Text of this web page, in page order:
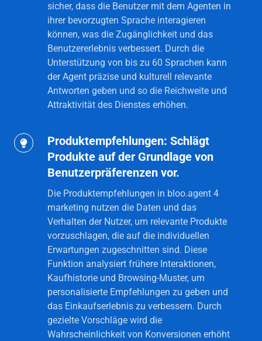
sicher, dass die Benutzer mit dem Agenten in
ihrer bevorzugten Sprache interagieren
können, was die Zugänglichkeit und das
Benutzererlebnis verbessert. Durch die
Unterstützung von bis zu 60 Sprachen kann
der Agent präzise und kulturell relevante
Antworten geben und so die Reichweite und
Attraktivität des Dienstes erhöhen.
Produktempfehlungen: Schlägt
Produkte auf der Grundlage von
Benutzerpräferenzen vor.
Die Produktempfehlungen in bloo.agent 4
marketing nutzen die Daten und das
Verhalten der Nutzer, um relevante Produkte
vorzuschlagen, die auf die individuellen
Erwartungen zugeschnitten sind. Diese
Funktion analysiert frühere Interaktionen,
Kaufhistorie und Browsing-Muster, um
personalisierte Empfehlungen zu geben und
das Einkaufserlebnis zu verbessern. Durch
gezielte Vorschläge wird die
Wahrscheinlichkeit von Konversionen erhöht
Produktempfehlungen:
Schlägt
Produkte
Grundlage
Benutzerpräferenzen